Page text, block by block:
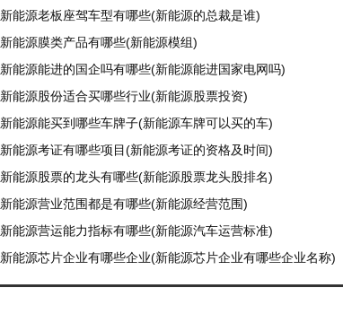
新能源老板座驾车型有哪些(新能源的总裁是谁)
新能源膜类产品有哪些(新能源模组)
新能源能进的国企吗有哪些(新能源能进国家电网吗)
新能源股份适合买哪些行业(新能源股票投资)
新能源能买到哪些车牌子(新能源车牌可以买的车)
新能源考证有哪些项目(新能源考证的资格及时间)
新能源股票的龙头有哪些(新能源股票龙头股排名)
新能源营业范围都是有哪些(新能源经营范围)
新能源营运能力指标有哪些(新能源汽车运营标准)
新能源芯片企业有哪些企业(新能源芯片企业有哪些企业名称)